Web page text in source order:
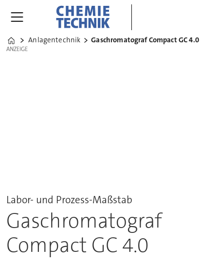
Home
Anlagentechnik Gaschromatograf Compact GC 4.0
ANZEIGE
ANZEIGE
Labor- und Prozess-Maßstab
Gaschromatograf
Compact GC 4.0